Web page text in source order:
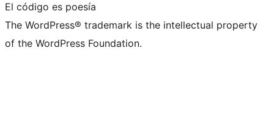
El código es poesía
The WordPress® trademark is the intellectual property
of the WordPress Foundation.